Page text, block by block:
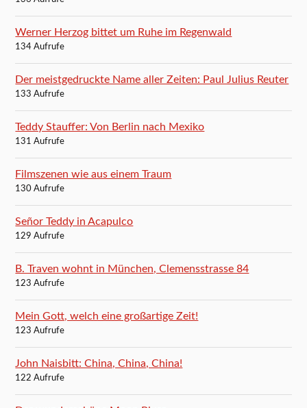
Werner Herzog bittet um Ruhe im Regenwald
134 Aufrufe
Der meistgedruckte Name aller Zeiten: Paul Julius Reuter
133 Aufrufe
Teddy Stauffer: Von Berlin nach Mexiko
131 Aufrufe
Filmszenen wie aus einem Traum
130 Aufrufe
Señor Teddy in Acapulco
129 Aufrufe
B. Traven wohnt in München, Clemensstrasse 84
123 Aufrufe
Mein Gott, welch eine großartige Zeit!
123 Aufrufe
John Naisbitt: China, China, China!
122 Aufrufe